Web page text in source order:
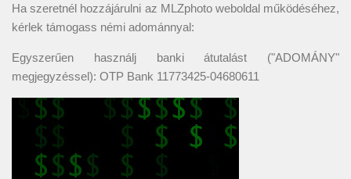
Ha szeretnél hozzájárulni az MLZphoto weboldal működéséhez,
kérlek támogass némi adománnyal:
Egyszerűen használj banki átutalást ("ADOMÁNY"
megjegyzéssel): OTP Bank 11773425-04680611